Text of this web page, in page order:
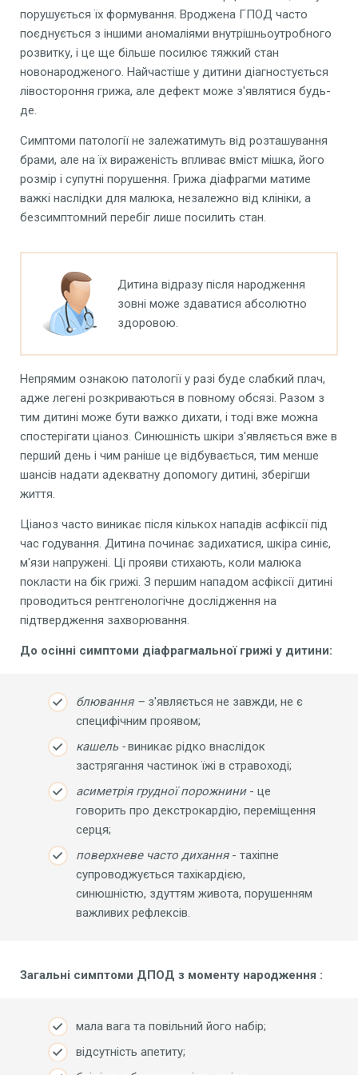
порушується їх формування. Вроджена ГПОД часто
поєднується з іншими аномаліями внутрішньоутробного
розвитку, і це ще більше посилює тяжкий стан
новонародженого. Найчастіше у дитини діагностується
лівостороння грижа, але дефект може з'являтися будь-
де.
Симптоми патології не залежатимуть від розташування
брами, але на їх вираженість впливає вміст мішка, його
розмір і супутні порушення. Грижа діафрагми матиме
важкі наслідки для малюка, незалежно від клініки, а
безсимптомний перебіг лише посилить стан.
Дитина відразу після народження
зовні може здаватися абсолютно
здоровою.
Непрямим ознакою патології у разі буде слабкий плач,
адже легені розкриваються в повному обсязі. Разом з
тим дитині може бути важко дихати, і тоді вже можна
спостерігати ціаноз. Синюшність шкіри з'являється вже в
перший день і чим раніше це відбувається, тим менше
шансів надати адекватну допомогу дитині, зберігши
життя.
Ціаноз часто виникає після кількох нападів асфіксії під
час годування. Дитина починає задихатися, шкіра синіє,
м'язи напружені. Ці прояви стихають, коли малюка
покласти на бік грижі. З першим нападом асфіксії дитині
проводиться рентгенологічне дослідження на
підтвердження захворювання.
До осінні симптоми діафрагмальної грижі у дитини:
блювання – з'являється не завжди, не є
специфічним проявом;
кашель -виникає рідко внаслідок
застрягання частинок їжі в стравоході;
асиметрія грудної порожнини- це
говорить про декстрокардію, переміщення
серця;
поверхневе часто дихання- тахіпне
супроводжується тахікардією,
синюшністю, здуттям живота, порушенням
важливих рефлексів.
Загальні симптоми ДПОД з моменту народження :
мала вага та повільний його набір;
відсутність апетиту;